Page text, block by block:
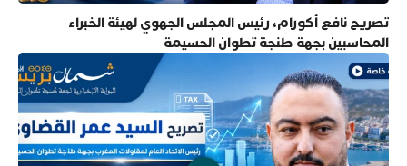
تصريح نافع أكورام، رئيس المجلس الجهوي لهيئة الخبراء
المحاسبين بجهة طنجة تطوان الحسيمة